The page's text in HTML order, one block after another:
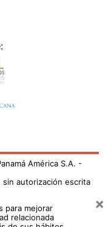
América S.A. -
autorización escrita
para mejorar
relacionada
×